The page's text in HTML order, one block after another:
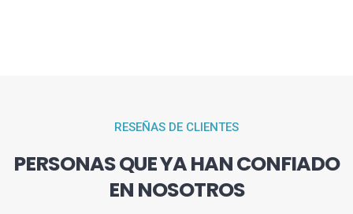
RESEÑAS DE CLIENTES
PERSONAS QUE YA HAN CONFIADO
EN NOSOTROS